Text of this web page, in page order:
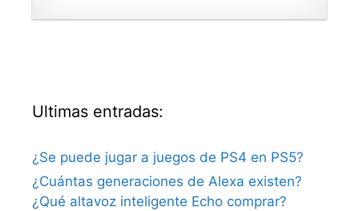
Ultimas entradas:
¿Se puede jugar a juegos de PS4 en PS5?
¿Cuántas generaciones de Alexa existen?
¿Qué altavoz inteligente Echo comprar?